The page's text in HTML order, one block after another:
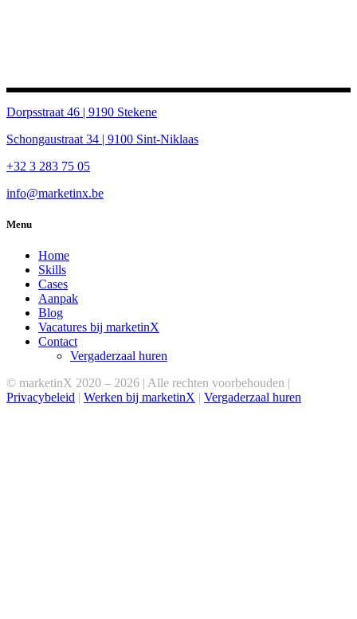
Dorpsstraat 46 | 9190 Stekene
Schongaustraat 34 | 9100 Sint-Niklaas
+32 3 283 75 05
info@marketinx.be
Menu
Home
Skills
Cases
Aanpak
Blog
Vacatures bij marketinX
Contact
Vergaderzaal huren
© marketinX 2020 – 2026 | Alle rechten voorbehouden |
Privacybeleid | Werken bij marketinX | Vergaderzaal huren